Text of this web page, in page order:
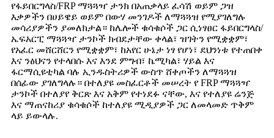
የፋይበርግላስ/FRP ማጓጓዣ ታንክ በአጠቃላይ ፈሳሽ ወይም ጋዝ
እቃዎችን በሀይዌይ ወይም በውሃ መንገዶች ለማጓጓዝ የሚያገለግሉ
መሳሪያዎችን ያመለክታል። ከሌሎች ቁሳቁሶች ጋር ሲነፃፀር ፋይበርግላስ/
ኤፍአርፒ ማጓጓዣ ታንኮች ክብደታቸው ቀላል፣ ዝገትን የሚቋቋም፣
የአፈር መሸርሸርን የሚቋቋም፣ ከአየር ሁኔታ ነፃ የሆነ፣ ደህንነቱ የተጠበቀ
እና ንፅህናን የተላበሱ እና እንደ ምግብ፣ ኬሚካል፣ ሃይል እና
ፋርማሲዩቲካል ባሉ ኢንዱስትሪዎች ውስጥ ሸቀጦችን ለማጓጓዝ
በሰፊው ያገለግላሉ። በተለያዩ መስፈርቶች መሠረት የ FRP ማጓጓዣ
ታንኮች በተለያየ ቅርጽ እና አቅም የተነደፉ ናቸው, እና የተለያዩ ሬንጅ
እና ማጠናከሪያ ቁሳቁሶች ከተለያዩ ሚዲያዎች ጋር ለመላመድ ጥቅም
ላይ ይውላሉ.